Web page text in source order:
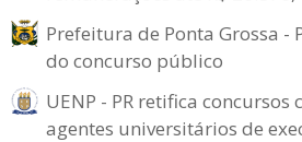
Prefeitura de Ponta Grossa -
do concurso público
UENP - PR retifica concursos
agentes universitários de